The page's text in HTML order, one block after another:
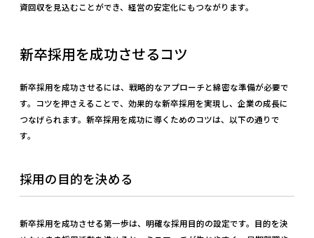
資回収を見込むことができ、経営の安定化にもつながります。
新卒採用を成功させるコツ
新卒採用を成功させるには、戦略的なアプローチと綿密な準備が必要で
す。コツを押さえることで、効果的な新卒採用を実現し、企業の成長に
つなげられます。新卒採用を成功に導くためのコツは、以下の通りで
す。
採用の目的を決める
新卒採用を成功させる第一歩は、明確な採用目的の設定です。目的を決